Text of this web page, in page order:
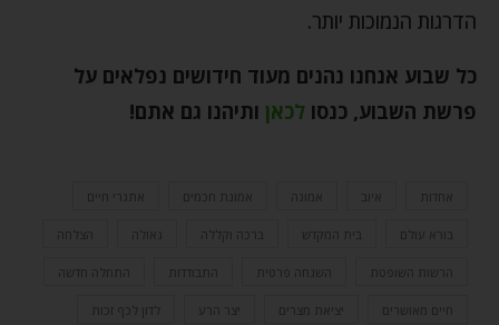
הדרגות הנמוכות יותר.
כל שבוע אנחנו נהנים מעוד חידושים נפלאים על
פרשת השבוע, כנסו לכאן ותיהנו גם אתם!
אחדות אמונה אמונת חכמים אתגרי חיים
בורא עולם בית המקדש הצלחה
הרשות השופטת השגחה פרטית התבודדות התחלה חדשה
חיים מאושרים יציאת מצרים יצר הרע לדון לכף זכות